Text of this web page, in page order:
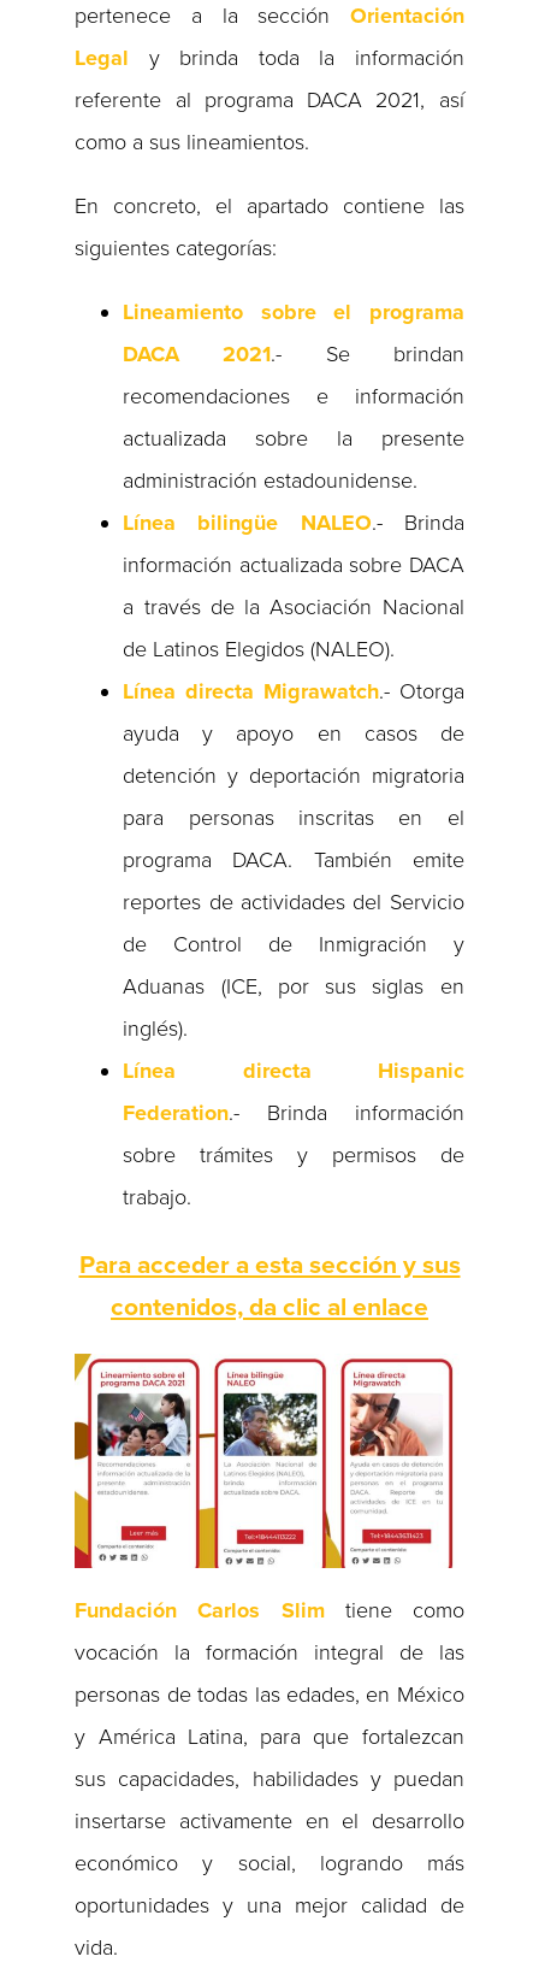
pertenece a la sección Orientación
Legal y brinda toda la información
referente al programa DACA 2021, así
como a sus lineamientos.
En concreto, el apartado contiene las
siguientes categorías:
Lineamiento sobre el programa
DACA 2021.- Se brindan
recomendaciones e información
actualizada sobre la presente
administración estadounidense.
Línea bilingüe NALEO.- Brinda
información actualizada sobre DACA
a través de la Asociación Nacional
de Latinos Elegidos (NALEO).
Línea directa Migrawatch.- Otorga
ayuda y apoyo en casos de
detención y deportación migratoria
para personas inscritas en el
programa DACA. También emite
reportes de actividades del Servicio
de Control de Inmigración y
Aduanas (ICE, por sus siglas en
inglés).
Línea directa Hispanic
Federation.- Brinda información
sobre trámites y permisos de
trabajo.
Para acceder a esta sección y sus
contenidos, da clic al enlace
Fundación Carlos Slimtiene como
vocación la formación integral de las
personas de todas las edades, en México
y América Latina, para que fortalezcan
sus capacidades, habilidades y puedan
insertarse activamente en el desarrollo
económico y social, logrando más
oportunidades y una mejor calidad de
vida.